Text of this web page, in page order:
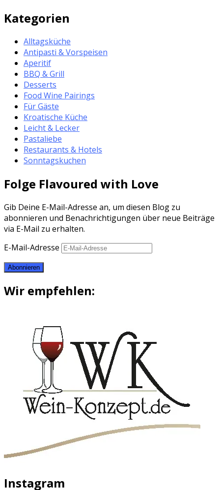
Kategorien
Alltagsküche
Antipasti & Vorspeisen
Aperitif
BBQ & Grill
Desserts
Food Wine Pairings
Für Gäste
Kroatische Küche
Leicht & Lecker
Pastaliebe
Restaurants & Hotels
Sonntagskuchen
Folge Flavoured with Love
Gib Deine E-Mail-Adresse an, um diesen Blog zu
abonnieren und Benachrichtigungen über neue Beiträge
via E-Mail zu erhalten.
E-Mail-Adresse
Abonnieren
Wir empfehlen:
Instagram